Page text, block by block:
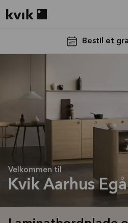
Bestil et
Velkommen til
Kvik Aarhus Egå